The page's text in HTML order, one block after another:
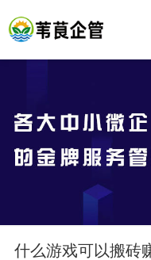
什么游戏可以搬砖